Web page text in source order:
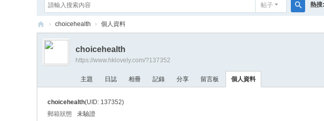
帖子
索
熱搜:
香
少
› choicehealth › 個人資料
choicehealth
https://www.hklovely.com/?137352
主題 日誌 相冊 記錄 分享 留言板 個人資料
choicehealth(UID: 137352)
郵箱狀態
未驗證